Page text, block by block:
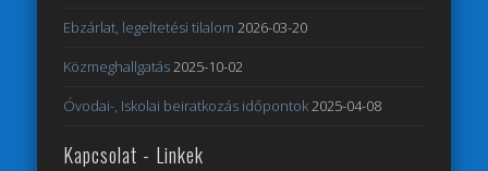
Ebzárlat, legeltetési tilalom 2026-03-20
Közmeghallgatás2025-10-02
Óvodai-, Iskolai beiratkozás időpontok2025-04-08
Kapcsolat - Linkek